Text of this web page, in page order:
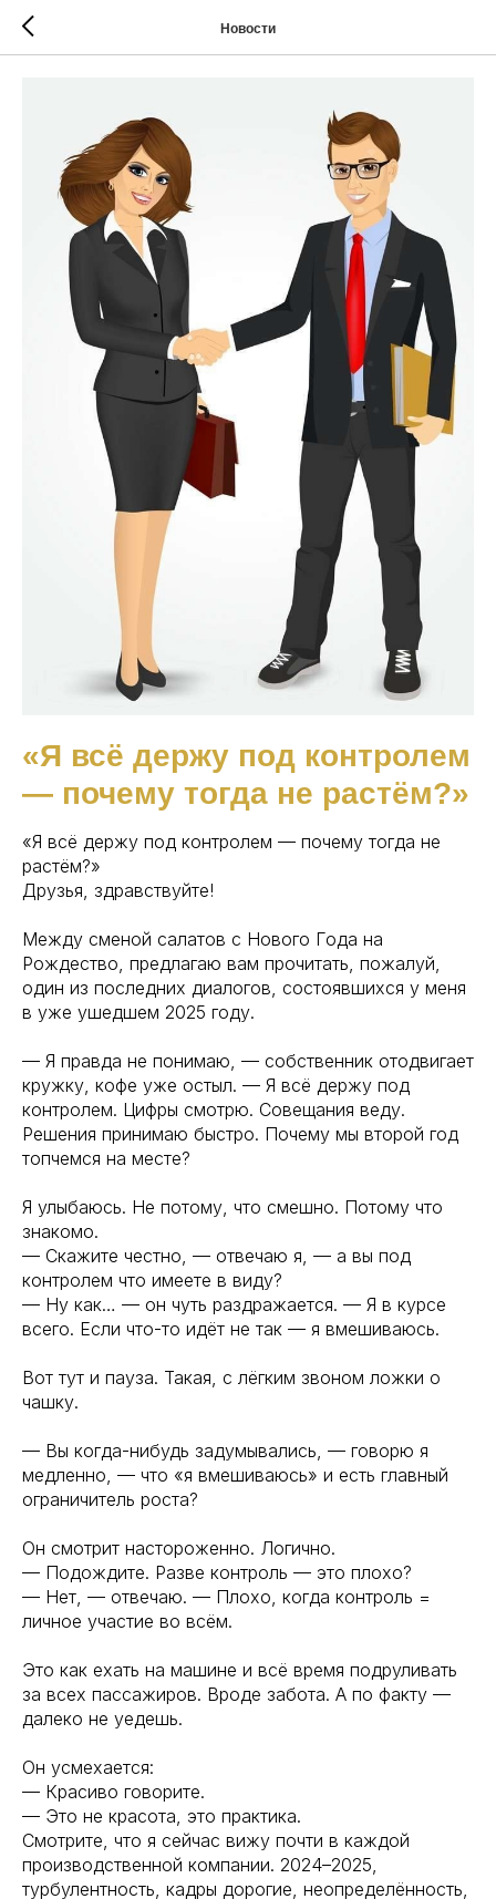
Новости
«Я всё держу под контролем
— почему тогда не растём?»
«Я всё держу под контролем — почему тогда не
растём?»
Друзья, здравствуйте!
Между сменой салатов с Нового Года на
Рождество, предлагаю вам прочитать, пожалуй,
один из последних диалогов, состоявшихся у меня
в уже ушедшем 2025 году.
— Я правда не понимаю, — собственник отодвигает
кружку, кофе уже остыл. — Я всё держу под
контролем. Цифры смотрю. Совещания веду.
Решения принимаю быстро. Почему мы второй год
топчемся на месте?
Я улыбаюсь. Не потому, что смешно. Потому что
знакомо.
— Скажите честно, — отвечаю я, — а вы под
контролем что имеете в виду?
— Ну как… — он чуть раздражается. — Я в курсе
всего. Если что-то идёт не так — я вмешиваюсь.
Вот тут и пауза. Такая, с лёгким звоном ложки о
чашку.
— Вы когда-нибудь задумывались, — говорю я
медленно, — что «я вмешиваюсь» и есть главный
ограничитель роста?
Он смотрит настороженно. Логично.
— Подождите. Разве контроль — это плохо?
— Нет, — отвечаю. — Плохо, когда контроль =
личное участие во всём.
Это как ехать на машине и всё время подруливать
за всех пассажиров. Вроде забота. А по факту —
далеко не уедешь.
Он усмехается:
— Красиво говорите.
— Это не красота, это практика.
Смотрите, что я сейчас вижу почти в каждой
производственной компании. 2024–2025,
турбулентность, кадры дорогие, неопределённость,